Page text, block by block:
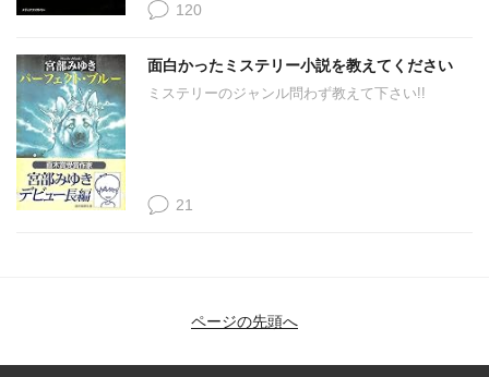
120
面白かったミステリー小説を教えてください
ミステリーのジャンル問わず教えて下さい!!
21
ページの先頭へ